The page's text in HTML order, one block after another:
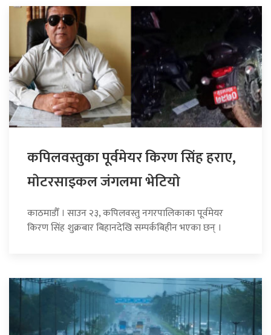
कपिलवस्तुका पूर्वमेयर किरण सिंह हराए,
माेटरसाइकल जंगलमा भेटियाे
काठमाडौँ । साउन २३, कपिलवस्तु नगरपालिकाका पूर्वमेयर
किरण सिंह शुक्रबार बिहानदेखि सम्पर्कबिहीन भएका छन् ।